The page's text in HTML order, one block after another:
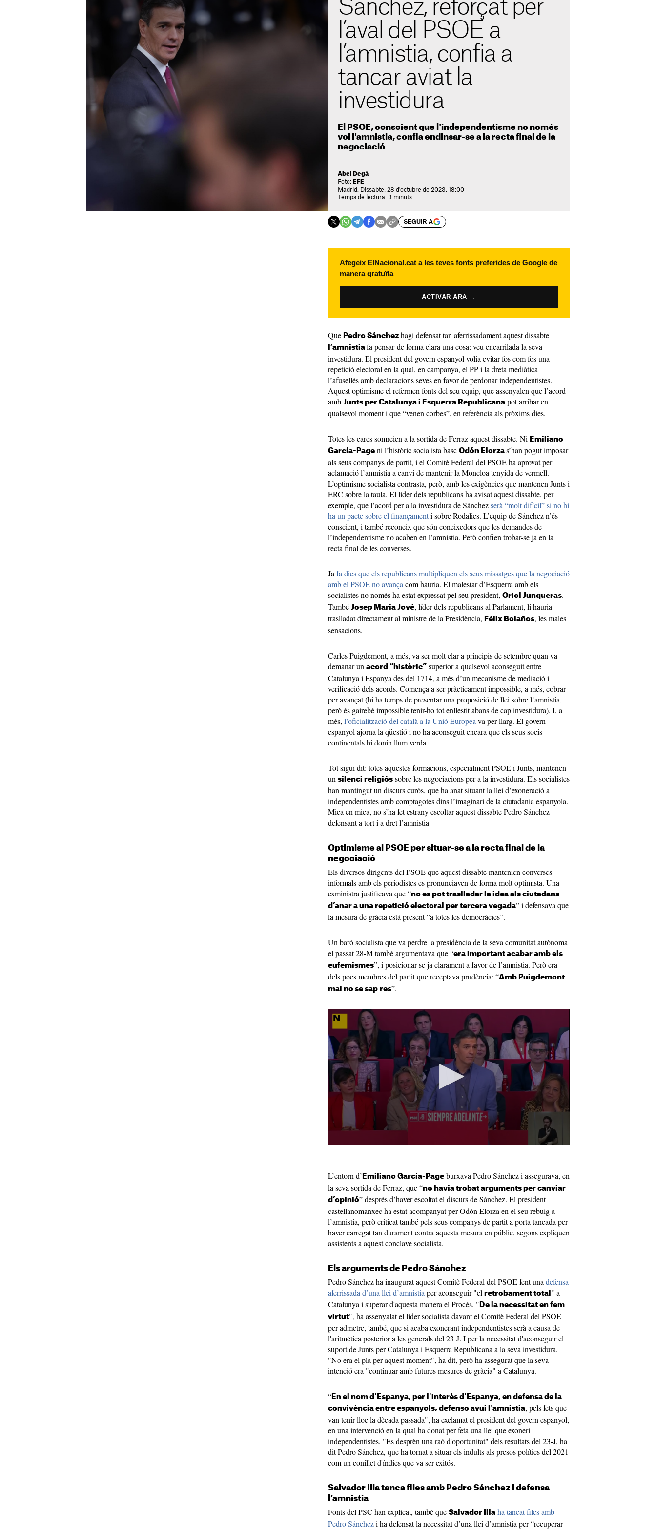
Sánchez, reforçat per
l’aval del PSOE a
l’amnistia, confia a
tancar aviat la
investidura
El PSOE, conscient que l'independentisme no només
vol l'amnistia, confia endinsar-se a la recta final de la
negociació
Abel Degà
Foto: EFE
Madrid. Dissabte, 28 d'octubre de 2023. 18:00
Temps de lectura: 3 minuts
SEGUIR A
Afegeix ElNacional.cat a les teves fonts preferides de Google de
manera gratuïta
ACTIVAR ARA →
Que Pedro Sánchez hagi defensat tan aferrissadament aquest dissabte
l’amnistia fa pensar de forma clara una cosa: veu encarrilada la seva
investidura. El president del govern espanyol volia evitar fos com fos una
repetició electoral en la qual, en campanya, el PP i la dreta mediàtica
l’afusellés amb declaracions seves en favor de perdonar independentistes.
Aquest optimisme el refermen fonts del seu equip, que assenyalen que l’acord
amb Junts per Catalunya i Esquerra Republicana pot arribar en
qualsevol moment i que “venen corbes”, en referència als pròxims dies.
Totes les cares somreien a la sortida de Ferraz aquest dissabte. Ni Emiliano
García-Page ni l’històric socialista basc Odón Elorza s’han pogut imposar
als seus companys de partit, i el Comitè Federal del PSOE ha aprovat per
aclamació l’amnistia a canvi de mantenir la Moncloa tenyida de vermell.
L’optimisme socialista contrasta, però, amb les exigències que mantenen Junts i
ERC sobre la taula. El líder dels republicans ha avisat aquest dissabte, per
exemple, que l’acord per a la investidura de Sánchezserà “molt difícil” si no hi
ha un pacte sobre el finançamenti sobre Rodalies. L’equip de Sánchez n’és
conscient, i també reconeix que són coneixedors que les demandes de
l’independentisme no acaben en l’amnistia. Però confien trobar-se ja en la
recta final de les converses.
Ja fa dies que els republicans multipliquen els seus missatges que la negociació
amb el PSOE no avança com hauria. El malestar d’Esquerra amb els
socialistes no només ha estat expressat pel seu president, Oriol Junqueras.
També Josep Maria Jové, líder dels republicans al Parlament, li hauria
traslladat directament al ministre de la Presidència, Félix Bolaños, les males
sensacions.
Carles Puigdemont, a més, va ser molt clar a principis de setembre quan va
demanar un acord “històric” superior a qualsevol aconseguit entre
Catalunya i Espanya des del 1714, a més d’un mecanisme de mediació i
verificació dels acords. Comença a ser pràcticament impossible, a més, cobrar
per avançat (hi ha temps de presentar una proposició de llei sobre l’amnistia,
però és gairebé impossible tenir-ho tot enllestit abans de cap investidura). I, a
més, l’oficialització del català a la Unió Europea va per llarg. El govern
espanyol ajorna la qüestió i no ha aconseguit encara que els seus socis
continentals hi donin llum verda.
Tot sigui dit: totes aquestes formacions, especialment PSOE i Junts, mantenen
un silenci religiós sobre les negociacions per a la investidura. Els socialistes
han mantingut un discurs curós, que ha anat situant la llei d’exoneració a
independentistes amb comptagotes dins l’imaginari de la ciutadania espanyola.
Mica en mica, no s’ha fet estrany escoltar aquest dissabte Pedro Sánchez
defensant a tort i a dret l’amnistia.
Optimisme al PSOE per situar-se a la recta final de la
negociació
Els diversos dirigents del PSOE que aquest dissabte mantenien converses
informals amb els periodistes es pronunciaven de forma molt optimista. Una
exministra justificava que “no es pot traslladar la idea als ciutadans
d’anar a una repetició electoral per tercera vegada” i defensava que
la mesura de gràcia està present “a totes les democràcies”.
Un baró socialista que va perdre la presidència de la seva comunitat autònoma
el passat 28-M també argumentava que “era important acabar amb els
eufemismes”, i posicionar-se ja clarament a favor de l’amnistia. Però era
dels pocs membres del partit que receptava prudència: “Amb Puigdemont
mai no se sap res”.
L’entorn d’ Emiliano García-Page burxava Pedro Sánchez i assegurava, en
la seva sortida de Ferraz, que “no havia trobat arguments per canviar
d’opinió” després d’haver escoltat el discurs de Sánchez. El president
castellanomanxec ha estat acompanyat per Odón Elorza en el seu rebuig a
l’amnistia, però criticat també pels seus companys de partit a porta tancada per
haver carregat tan durament contra aquesta mesura en públic, segons expliquen
assistents a aquest conclave socialista.
Els arguments de Pedro Sánchez
Pedro Sánchez ha inaugurat aquest Comitè Federal del PSOE fent unadefensa
aferrissada d’una llei d’amnistiaper aconseguir "el retrobament total " a
Catalunya i superar d'aquesta manera el Procés. " De la necessitat en fem
virtut", ha assenyalat el líder socialista davant el Comitè Federal del PSOE
per admetre, també, que si acaba exonerant independentistes serà a causa de
l'aritmètica posterior a les generals del 23-J. I per la necessitat d'aconseguir el
suport de Junts per Catalunya i Esquerra Republicana a la seva investidura.
"No era el pla per aquest moment", ha dit, però ha assegurat que la seva
intenció era "continuar amb futures mesures de gràcia" a Catalunya.
“ En el nom d'Espanya, per l'interès d'Espanya, en defensa de la
convivència entre espanyols, defenso avui l'amnistia, pels fets que
van tenir lloc la dècada passada", ha exclamat el president del govern espanyol,
en una intervenció en la qual ha donat per feta una llei que exoneri
independentistes. "Es desprèn una raó d'oportunitat" dels resultats del 23-J, ha
dit Pedro Sánchez, que ha tornat a situar els indults als presos polítics del 2021
com un conillet d'índies que va ser exitós.
Salvador Illa tanca files amb Pedro Sánchez i defensa
l’amnistia
Fonts del PSC han explicat, també que Salvador Illa ha tancat files amb
Pedro Sánchezi ha defensat la necessitat d’una llei d’amnistia per “recuperar